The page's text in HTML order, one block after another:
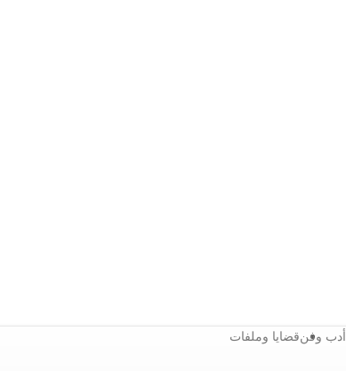
قضايا وملفاتأدب وفن